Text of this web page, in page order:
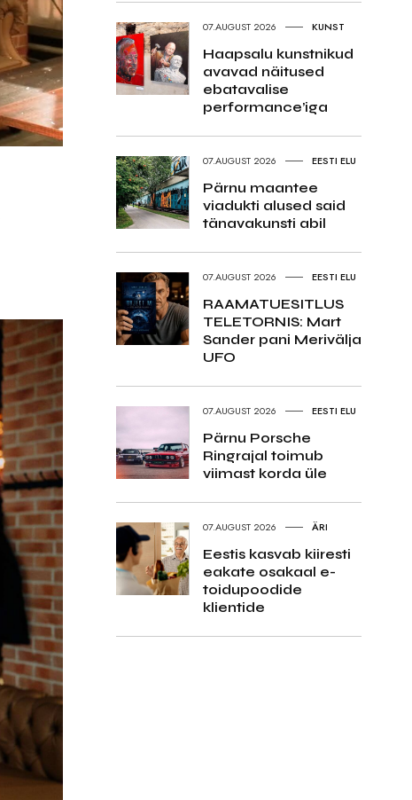
07.AUGUST 2026 KUNST
Haapsalu kunstnikud
avavad näitused
ebatavalise
performance’iga
07.AUGUST 2026 EESTI ELU
Pärnu maantee
viadukti alused said
tänavakunsti abil
07.AUGUST 2026 EESTI ELU
RAAMATUESITLUS
TELETORNIS: Mart
Sander pani Merivälja
UFO
07.AUGUST 2026 EESTI ELU
Pärnu Porsche
Ringrajal toimub
viimast korda üle
07.AUGUST 2026 ÄRI
Eestis kasvab kiiresti
eakate osakaal e-
toidupoodide
klientide